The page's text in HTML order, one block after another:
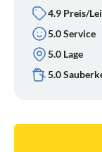
4.9 Preis/
5.0 Service
5.0 Lage
5.0